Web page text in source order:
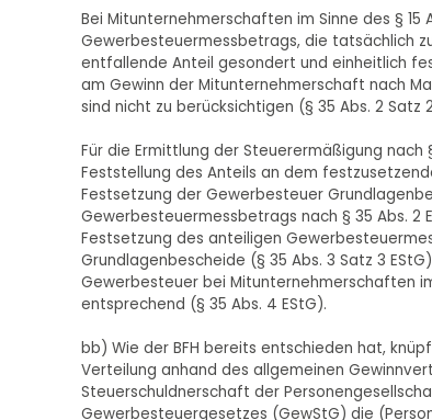
Bei Mitunternehmerschaften im Sinne des § 15
Gewerbesteuermessbetrags, die tatsächlich
entfallende Anteil gesondert und einheitlich
am Gewinn der Mitunternehmerschaft nach
sind nicht zu berücksichtigen (§ 35 Abs. 2 Satz
Für die Ermittlung der Steuerermäßigung nach
Feststellung des Anteils an dem
Festsetzung der Gewerbesteuer
Gewerbesteuermessbetrags nach § 35 Abs.
Festsetzung des anteiligen
Grundlagenbescheide (§ 35 Abs. 3 Satz 3
Gewerbesteuer bei Mitunternehmerschaften im
entsprechend (§ 35 Abs. 4 EStG).
bb) Wie der BFH bereits entschieden hat,
Verteilung anhand des allgemeinen
Steuerschuldnerschaft der
Gewerbesteuergesetzes (GewStG) die